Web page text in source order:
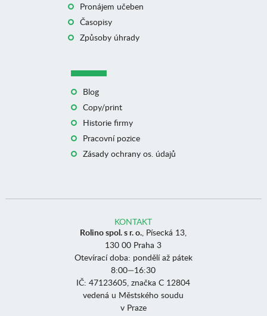
Pronájem učeben
Časopisy
Způsoby úhrady
Blog
Copy/print
Historie firmy
Pracovní pozice
Zásady ochrany os. údajů
KONTAKT
Rolino spol. s r. o., Písecká 13,
130 00 Praha 3
Otevírací doba: pondělí až pátek
8:00—16:30
IČ: 47123605, značka C 12804
vedená u Městského soudu
v Praze